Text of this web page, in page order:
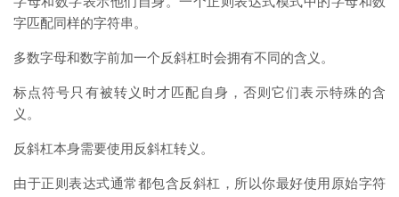
字匹配同样的字符串。
多数字母和数字前加一个反斜杠时会拥有不同的含义。
标点符号只有被转义时才匹配自身，否则它们表示特殊的含
义。
反斜杠本身需要使用反斜杠转义。
由于正则表达式通常都包含反斜杠，所以你最好使用原始字符